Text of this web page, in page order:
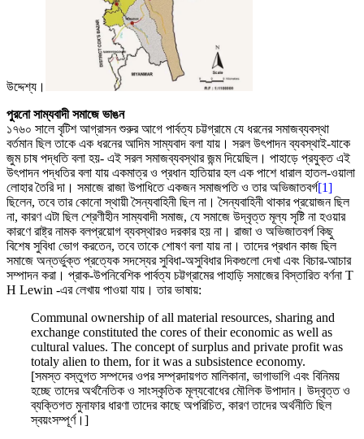
উদ্দেশ্য।
পুরনো সাম্যবাদী সমাজে ভাঙন
১৭৬০ সালে বৃটিশ আগ্রাসন শুরুর আগে পার্বত্য চট্টগ্রামে যে ধরনের সমাজব্যবস্থা
বর্তমান ছিল তাকে এক ধরনের আদিম সাম্যবাদ বলা যায়। সরল উৎপাদন ব্যবস্থাই-যাকে
জুম চাষ পদ্ধতি বলা হয়- এই সরল সমাজব্যবস্থার জন্ম দিয়েছিল। পাহাড়ে প্রযুক্ত এই
উৎপাদন পদ্ধতির বলা যায় একমাত্র ও প্রধান হাতিয়ার হল এক পাশে ধারাল হাতল-ওয়ালা
লোহার তৈরি দা। সমাজে রাজা উপাধিতে একজন সমাজপতি ও তার অভিজাতবর্গ[1]
ছিলেন, তবে তার কোনো স্থায়ী সৈন্যবাহিনী ছিল না। সৈন্যবাহিনী থাকার প্রয়োজন ছিল
না, কারণ এটা ছিল শ্রেণীহীন সাম্যবাদী সমাজ, যে সমাজে উদ্বৃত্ত মূল্য সৃষ্টি না হওয়ার
কারণে রাষ্ট্র নামক বলপ্রয়োগ ব্যবস্থারও দরকার হয় না। রাজা ও অভিজাতবর্গ কিছু
বিশেষ সুবিধা ভোগ করতেন, তবে তাকে শোষণ বলা যায় না। তাদের প্রধান কাজ ছিল
সমাজে অন্তর্ভুক্ত প্রত্যেক সদস্যের সুবিধা-অসুবিধার দিকগুলো দেখা এবং বিচার-আচার
সম্পাদন করা। প্রাক-উপনিবেশিক পার্বত্য চট্টগ্রামের পাহাড়ি সমাজের বিস্তারিত বর্ণনা T
H Lewin -এর লেখায় পাওয়া যায়। তার ভাষায়:
Communal ownership of all material resources, sharing and
exchange constituted the cores of their economic as well as
cultural values. The concept of surplus and private profit was
totaly alien to them, for it was a subsistence economy.
[সমস্ত বস্তুগত সম্পদের ওপর সম্প্রদায়গত মালিকানা, ভাগাভাগি এবং বিনিময়
হচ্ছে তাদের অর্থনৈতিক ও সাংস্কৃতিক মূল্যবোধের মৌলিক উপাদান। উদ্বৃত্ত ও
ব্যক্তিগত মুনাফার ধারণা তাদের কাছে অপরিচিত, কারণ তাদের অর্থনীতি ছিল
স্বয়ংসম্পূর্ণ।]